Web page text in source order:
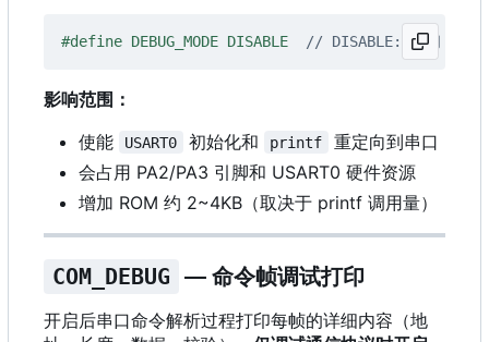
#define DEBUG_MODE DISABLE
影响范围：
使能
USART0 初始化和 printf
重定向到串口
会占用 PA2/PA3 引脚和 USART0 硬件资源
增加 ROM 约 2~4KB（取决于 printf 调用量）
COM_DEBUG — 命令帧调试打印
开启后串口命令解析过程打印每帧的详细内容（地